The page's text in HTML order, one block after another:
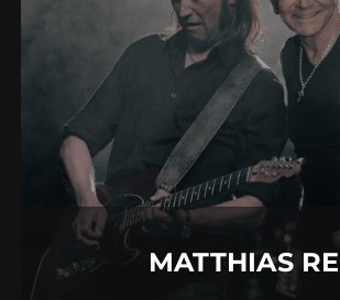
MATTHIAS
MATTHIAS
September 2026 |
Mehr Details